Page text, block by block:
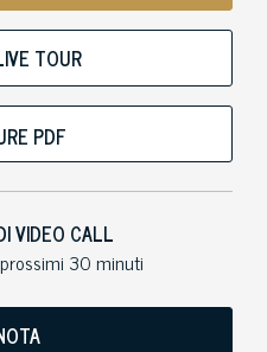
TOUR
PDF
VIDEO CALL
30 minuti